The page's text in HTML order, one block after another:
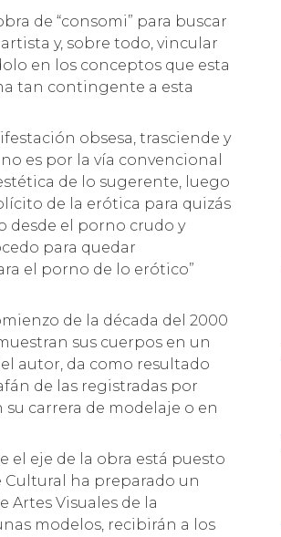
de “consomi” para buscar
y, sobre todo, vincular
en los conceptos que esta
tan contingente a esta
obsesa, trasciende y
es por la vía convencional
de lo sugerente, luego
de la erótica para quizás
desde el porno crudo y
para quedar
el porno de lo erótico”
de la década del 2000
sus cuerpos en un
autor, da como resultado
de las registradas por
carrera de modelaje o en
el eje de la obra está puesto
Cultural ha preparado un
Artes Visuales de la
modelos, recibirán a los